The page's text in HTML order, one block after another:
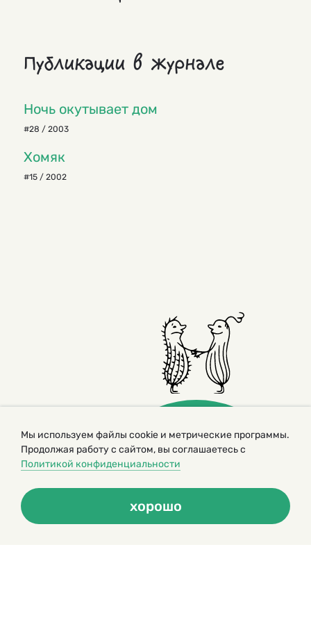
Публикации в журнале
Ночь окутывает дом
#28 / 2003
Хомяк
#15 / 2002
журнал для детей
Копирование материалов возможно только с разрешения редакторов
сайта
Политика конфиденциальности
Мы используем файлы cookie и метрические программы.
Продолжая работу с сайтом, вы соглашаетесь с
Политикой конфиденциальности
хорошо